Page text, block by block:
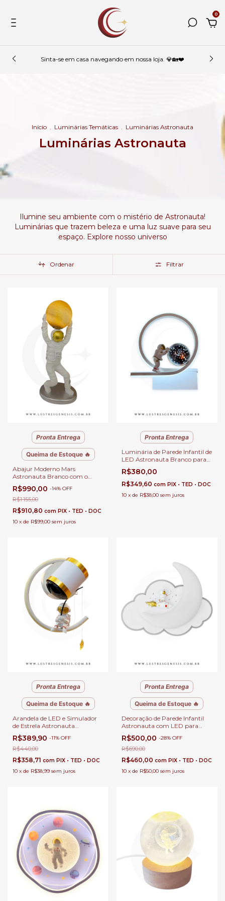
0
Sinta-se em casa navegando em nossa loja. 💎🏡❤️
Início . Luminárias Temáticas . Luminárias Astronauta
Luminárias Astronauta
Ilumine seu ambiente com o mistério de Astronauta!
Luminárias que trazem beleza e uma luz suave para seu
espaço. Explore nosso universo
Ordenar Filtrar
Pronta Entrega
Queima de Estoque 🔥
Abajur Moderno Mars
Astronauta Branco com o
Planeta Marte Para Decoração
Quarto Infantil e Cabeceira de
Cama
R$990,00 -14% OFF
R$1.155,00
R$910,80 com PIX • TED • DOC
10 x de R$99,00 sem juros
Pronta Entrega
Luminária de Parede Infantil de
LED Astronauta Branco para
Cabeceira de Cama, Quarto e
Corredor
R$380,00
R$349,60 com PIX • TED • DOC
10 x de R$38,00 sem juros
Pronta Entrega
Queima de Estoque 🔥
Arandela de LED e Simulador
de Estrela Astronauta
Pescando Branco para
Cabeceira de Cama, Quarto
Infantil e Corredor
R$389,90 -11% OFF
R$440,00
R$358,71 com PIX • TED • DOC
10 x de R$38,99 sem juros
Pronta Entrega
Queima de Estoque 🔥
Decoração de Parede Infantil
Astronauta com LED para
Cabeceira de Cama, Quarto e
Corredor
R$500,00 -28% OFF
R$690,00
R$460,00 com PIX • TED • DOC
10 x de R$50,00 sem juros